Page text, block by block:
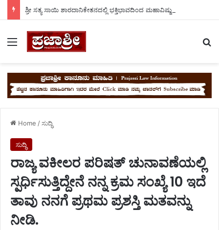
Menu
Home /ಸುದ್ಧಿ
ಸುದ್ಧಿ
ರಾಜ್ಯ ವಕೀಲರ ಪರಿಷತ್ ಚುನಾವಣೆಯಲ್ಲಿ
ಸ್ಪರ್ಧಿಸುತ್ತಿದ್ದೇನೆ ನನ್ನ ಕ್ರಮ ಸಂಖ್ಯೆ 10 ಇದೆ
ತಾವು ನನಗೆ ಪ್ರಥಮ ಪ್ರಶಸ್ತಿ ಮತವನ್ನು
ನೀಡಿ.